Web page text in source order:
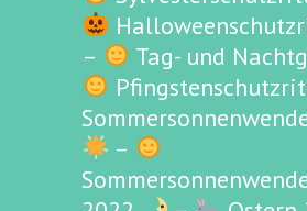
–
Tag- und
–